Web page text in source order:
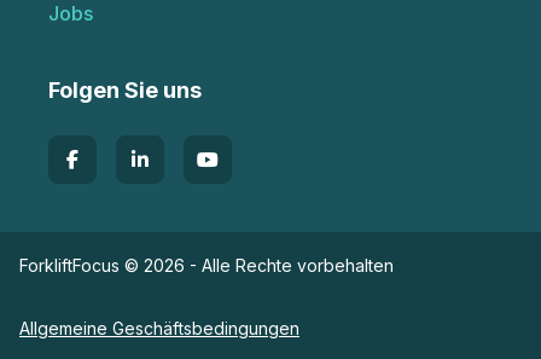
Jobs
Folgen Sie uns
ForkliftFocus © 2026 - Alle Rechte vorbehalten
Allgemeine Geschäftsbedingungen